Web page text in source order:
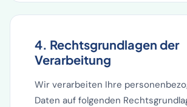
4. Rechtsgrundlagen der
Verarbeitung
Wir verarbeiten Ihre
Daten auf folgenden